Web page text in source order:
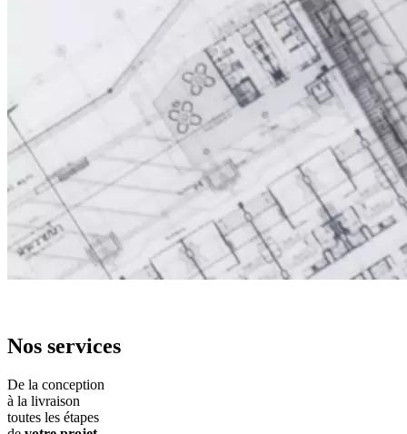
Nos services
De la conception
à la livraison
toutes les étapes